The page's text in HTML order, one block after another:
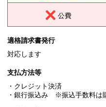
公費
適格請求書発行
対応します
支払方法等
・クレジット決済
・銀行振込み ※振込手数料は